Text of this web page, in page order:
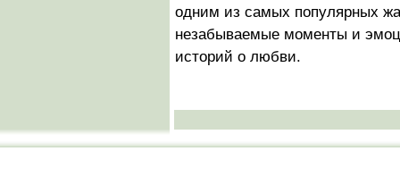
одним из самых популярных
незабываемые моменты и
историй о любви.